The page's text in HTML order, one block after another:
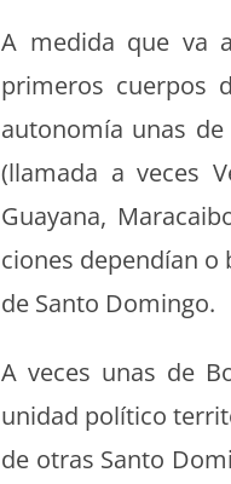
A medi­da que va
primeros cuer­pos
autonomía unas
(lla­ma­da a veces
Guayana,
ciones dependían o
de San­to Domingo.
A veces unas de
unidad políti­co
de otras San­to